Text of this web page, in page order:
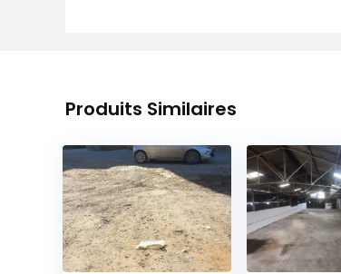
Produits Similaires